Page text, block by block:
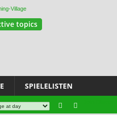
topics
SPIELELISTEN